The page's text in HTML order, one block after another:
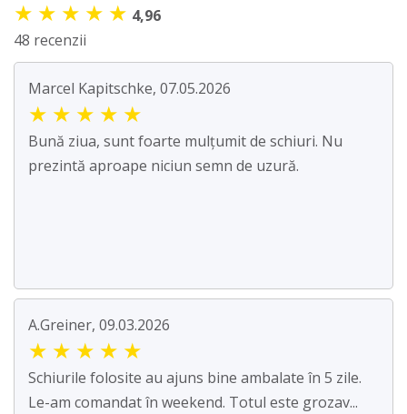
★ ★ ★ ★ ★ 4,96
48 recenzii
Marcel Kapitschke, 07.05.2026
★ ★ ★ ★ ★
Bună ziua, sunt foarte mulțumit de schiuri. Nu
prezintă aproape niciun semn de uzură.
A.Greiner, 09.03.2026
★ ★ ★ ★ ★
Schiurile folosite au ajuns bine ambalate în 5 zile.
Le-am comandat în weekend. Totul este grozav...